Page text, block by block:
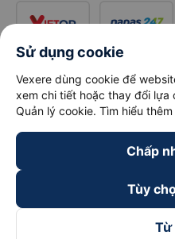
Sử dụng cookie
Vexere dùng cookie để
xem chi tiết hoặc thay đổi
Quản lý cookie. Tìm hiểu
Chấp
Tùy
Từ